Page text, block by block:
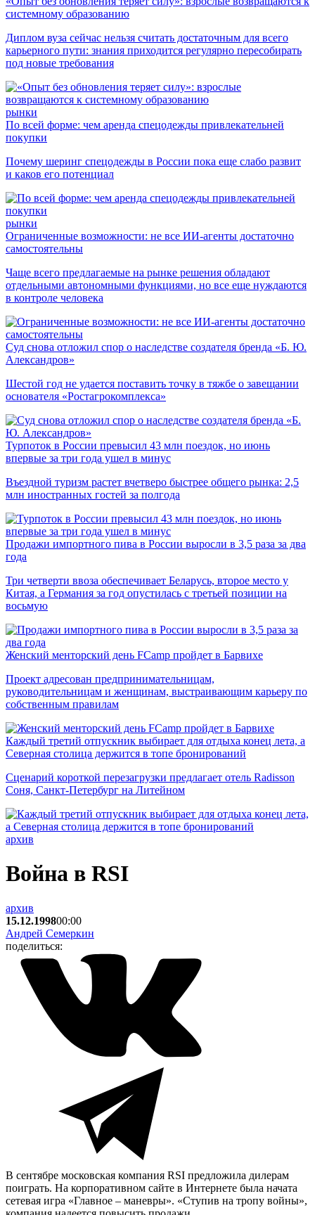
системному образованию
Диплом вуза сейчас нельзя считать достаточным для всего
карьерного пути: знания приходится регулярно пересобирать
под новые требования
рынки
По всей форме: чем аренда спецодежды привлекательней
покупки
Почему шеринг спецодежды в России пока еще слабо развит
и каков его потенциал
рынки
Ограниченные возможности: не все ИИ-агенты достаточно
самостоятельны
Чаще всего предлагаемые на рынке решения обладают
отдельными автономными функциями, но все еще нуждаются
в контроле человека
Суд снова отложил спор о наследстве создателя бренда «Б. Ю.
Александров»
Шестой год не удается поставить точку в тяжбе о завещании
основателя «Ростагрокомплекса»
Турпоток в России превысил 43 млн поездок, но июнь
впервые за три года ушел в минус
Въездной туризм растет вчетверо быстрее общего рынка: 2,5
млн иностранных гостей за полгода
Продажи импортного пива в России выросли в 3,5 раза за два
года
Три четверти ввоза обеспечивает Беларусь, второе место у
Китая, а Германия за год опустилась с третьей позиции на
восьмую
Женский менторский день FCamp пройдет в Барвихе
Проект адресован предпринимательницам,
руководительницам и женщинам, выстраивающим карьеру по
собственным правилам
Каждый третий отпускник выбирает для отдыха конец лета, а
Северная столица держится в топе бронирований
Сценарий короткой перезагрузки предлагает отель Radisson
Соня, Санкт-Петербург на Литейном
архив
Война в RSI
архив
15.12.199800:00
Андрей Семеркин
поделиться:
В сентябре московская компания RSI предложила дилерам
поиграть. На корпоративном сайте в Интернете была начата
сетевая игра «Главное – маневры». «Ступив на тропу войны»,